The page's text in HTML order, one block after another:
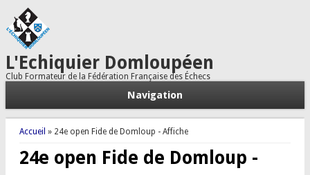
L'Echiquier Domloupéen
Club Formateur de la Fédération Française des Échecs
Navigation
Vous êtes ici
Accueil » 24e open Fide de Domloup - Affiche
24e open Fide de Domloup -